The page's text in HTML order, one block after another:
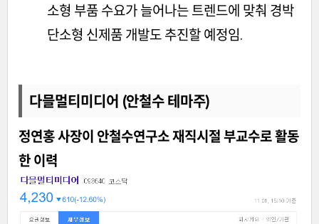
소형 부품 수요가 늘어나는 트렌드에 맞춰 경박
단소형 신제품 개발도 추진할 예정임.
다믈멀티미디어 (안철수 테마주)
정연홍 사장이 안철수연구소 재직시절 부교수로 활동
한 이력